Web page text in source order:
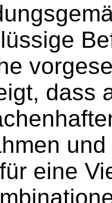
dass
eine